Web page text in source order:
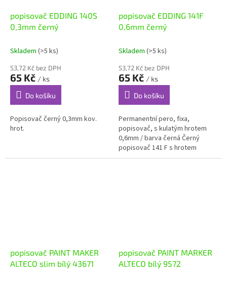
popisovač EDDING 140S
0,3mm černý
Skladem (>5 ks)
53,72 Kč bez DPH
65 Kč / ks
Do košíku
Popisovač černý 0,3mm kov.
hrot.
popisovač EDDING 141F
0,6mm černý
Skladem (>5 ks)
53,72 Kč bez DPH
65 Kč / ks
Do košíku
Permanentní pero, fixa,
popisovač, s kulatým hrotem
0,6mm / barva černá Černý
popisovač 141 F s hrotem
o šířce 0,6 mm z výroby
popisovač PAINT MAKER
ALTECO slim bílý 43671
popisovač PAINT MARKER
ALTECO bílý 9572